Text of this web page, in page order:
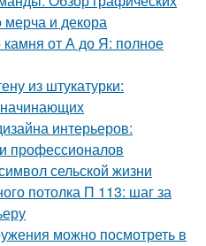
мерча и декора
от А до Я: полное
из штукатурки:
интерьеров:
профессионалов
сельской жизни
потолка П 113: шаг за
можно посмотреть в